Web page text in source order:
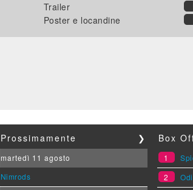
Trailer
Poster e locandine
Prossimamente ❯
martedì 11 agosto
Nimrods
Box
1
2